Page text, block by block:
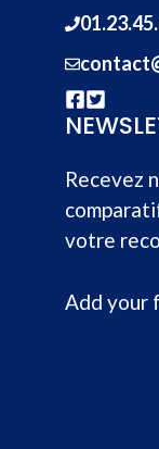
Recevez
votre
Add your